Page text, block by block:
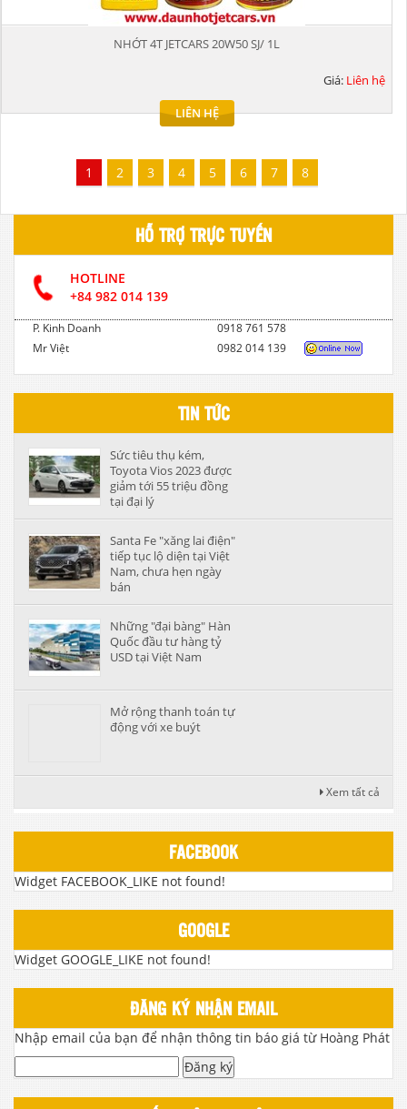
NHỚT 4T JETCARS 20W50 SJ/ 1L
Giá: Liên hệ
LIÊN HỆ
1 2 3 4 5 6 7 8
HỖ TRỢ TRỰC TUYẾN
HOTLINE
+84 982 014 139
P. Kinh Doanh
0918 761 578
Mr Việt
0982 014 139
TIN TỨC
Sức tiêu thụ kém,
Toyota Vios 2023 được
giảm tới 55 triệu đồng
tại đại lý
Santa Fe "xăng lai điện"
tiếp tục lộ diện tại Việt
Nam, chưa hẹn ngày
bán
Những "đại bàng" Hàn
Quốc đầu tư hàng tỷ
USD tại Việt Nam
Mở rộng thanh toán tự
động với xe buýt
Xem tất cả
FACEBOOK
Widget FACEBOOK_LIKE not found!
GOOGLE
Widget GOOGLE_LIKE not found!
ĐĂNG KÝ NHẬN EMAIL
Nhập email của bạn để nhận thông tin báo giá từ Hoàng Phát
Đăng ký